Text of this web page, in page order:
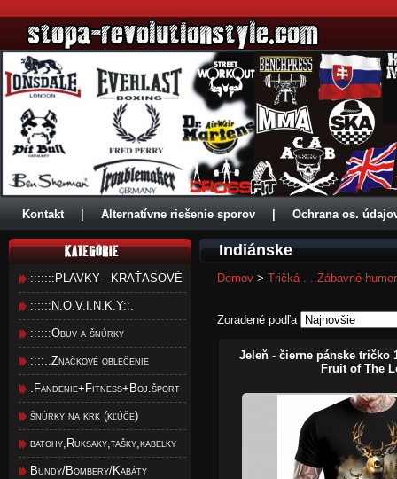
Kontakt Alternatívne riešenie sporov Ochrana os.
:::::::PLAVKY - KRAŤASOVÉ
::::::N.O.V.I.N.K.Y::.
::::::Obuv a šnúrky
::::..Značkové oblečenie
.Fandenie+Fitness+Boj.šport
šnúrky na krk (kľúče)
batohy,Ruksaky,tašky,kabelky
Bundy/Bombery/Kabáty
Indiánske
Domov > Tričká . ..Zábavné-
Zoradené podľa
Jeleň - čierne pánske tričko
Fruit of The